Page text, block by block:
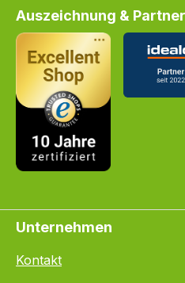
Auszeichnung & Partner
Unternehmen
Kontakt